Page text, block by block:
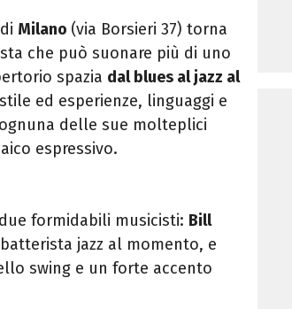
di Milano (via Borsieri 37) torna
che può suonare più di uno
spazia dal blues al jazz al
ed esperienze, linguaggi e
delle sue molteplici
espressivo.
formidabili musicisti: Bill
jazz al momento, e
swing e un forte accento